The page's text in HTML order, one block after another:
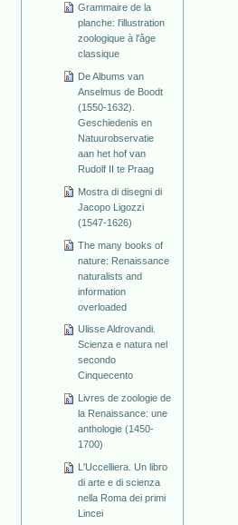
Grammaire de la
planche: l'illustration
zoologique à l'âge
classique
De Albums van
Anselmus de Boodt
(1550-1632).
Geschiedenis en
Natuurobservatie
aan het hof van
Rudolf II te Praag
Mostra di disegni di
Jacopo Ligozzi
(1547-1626)
The many books of
nature: Renaissance
naturalists and
information
overloaded
Ulisse Aldrovandi.
Scienza e natura nel
secondo
Cinquecento
Livres de zoologie de
la Renaissance: une
anthologie (1450-
1700)
L'Uccelliera. Un libro
di arte e di scienza
nella Roma dei primi
Lincei